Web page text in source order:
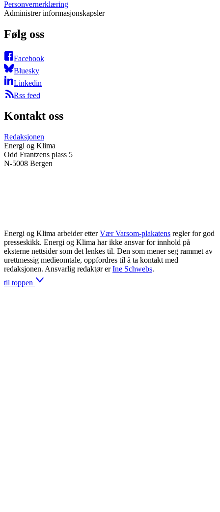
Personvernerklæring
Administrer informasjonskapsler
Følg oss
Facebook
Bluesky
Linkedin
Rss feed
Kontakt oss
Redaksjonen
Energi og Klima
Odd Frantzens plass 5
N-5008 Bergen
Energi og Klima arbeider etter Vær Varsom-plakatens regler for god
presseskikk. Energi og Klima har ikke ansvar for innhold på
eksterne nettsider som det lenkes til. Den som mener seg rammet av
urettmessig medieomtale, oppfordres til å ta kontakt med
redaksjonen. Ansvarlig redaktør er Ine Schwebs.
til toppen